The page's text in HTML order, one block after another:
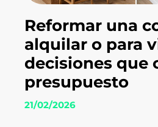
Reformar una
alquilar o para
decisiones que
presupuesto
21/02/2026